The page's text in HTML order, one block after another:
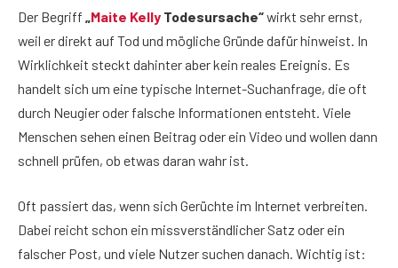
Der Begriff Maite Kelly Todesursache“wirkt sehr ernst,
weil er direkt auf Tod und mögliche Gründe dafür hinweist. In
Wirklichkeit steckt dahinter aber kein reales Ereignis. Es
handelt sich um eine typische Internet-Suchanfrage, die oft
durch Neugier oder falsche Informationen entsteht. Viele
Menschen sehen einen Beitrag oder ein Video und wollen dann
schnell prüfen, ob etwas daran wahr ist.
Oft passiert das, wenn sich Gerüchte im Internet verbreiten.
Dabei reicht schon ein missverständlicher Satz oder ein
falscher Post, und viele Nutzer suchen danach. Wichtig ist: